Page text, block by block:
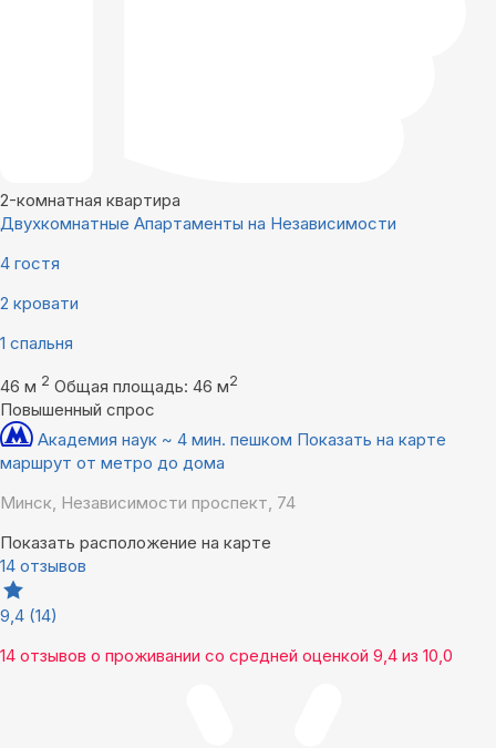
2-комнатная квартира
Двухкомнатные Апартаменты на Независимости
4 гостя
2 кровати
1 спальня
46 м 2 Общая площадь: 46 м2
Повышенный спрос
Академия наук ~ 4 мин. пешком Показать на карте
маршрут от метро до дома
Минск, Независимости проспект, 74
Показать расположение на карте
14 отзывов
9,4 (14)
14 отзывов о проживании со средней оценкой 9,4 из 10,0